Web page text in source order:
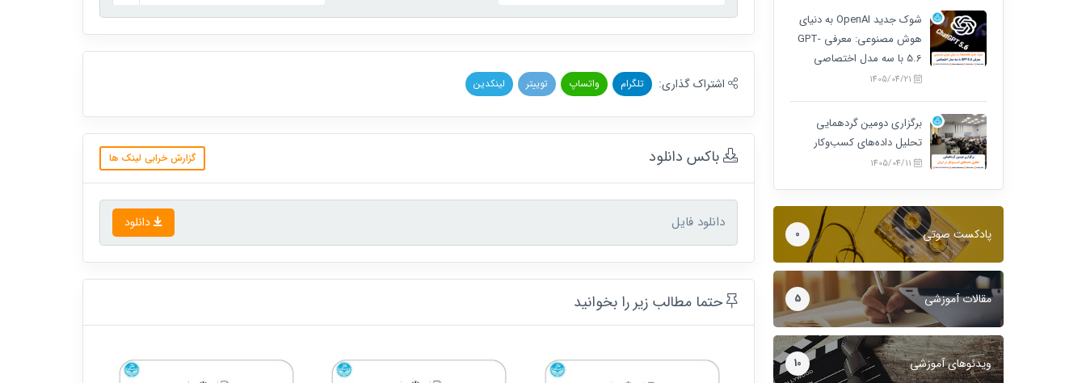
اشتراک گذاری: تلگرام واتساپ توییتر لینکدین
باکس دانلود گزارش خرابی لینک ها
دانلود فایل دانلود
حتما مطالب زیر را بخوانید
شوک جدید OpenAI به دنیای
هوش مصنوعی: معرفی GPT-
5.6 با سه مدل اختصاصی
برگزاری دومین گردهمایی
تحلیل داده‌های کسب‌وکار
پادکست صوتی 0
مقالات آموزشی 5
ویدئوهای آموزشی 10